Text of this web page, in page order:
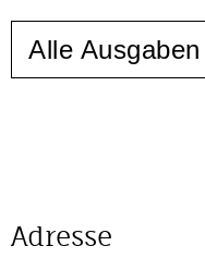
Alle
Adresse